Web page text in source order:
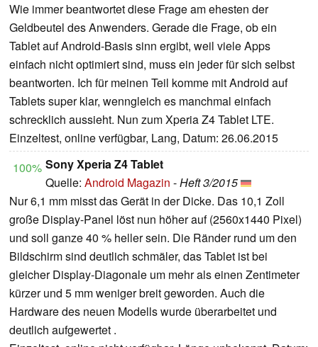
Wie immer beantwortet diese Frage am ehesten der
Geldbeutel des Anwenders. Gerade die Frage, ob ein
Tablet auf Android-Basis sinn ergibt, weil viele Apps
einfach nicht optimiert sind, muss ein jeder für sich selbst
beantworten. Ich für meinen Teil komme mit Android auf
Tablets super klar, wenngleich es manchmal einfach
schrecklich aussieht. Nun zum Xperia Z4 Tablet LTE.
Einzeltest, online verfügbar, Lang, Datum: 26.06.2015
100% Sony Xperia Z4 Tablet
Quelle: Android Magazin -Heft 3/2015
Nur 6,1 mm misst das Gerät in der Dicke. Das 10,1 Zoll
große Display-Panel löst nun höher auf (2560x1440 Pixel)
und soll ganze 40 % heller sein. Die Ränder rund um den
Bildschirm sind deutlich schmäler, das Tablet ist bei
gleicher Display-Diagonale um mehr als einen Zentimeter
kürzer und 5 mm weniger breit geworden. Auch die
Hardware des neuen Modells wurde überarbeitet und
deutlich aufgewertet .